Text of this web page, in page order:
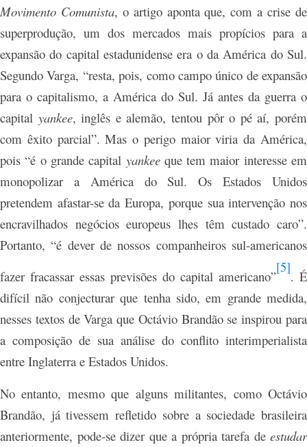
Movimento Comunista, o artigo aponta que, com a crise de
superprodução, um dos mercados mais propícios para a
expansão do capital estadunidense era o da América do Sul.
Segundo Varga, “resta, pois, como campo único de expansão
para o capitalismo, a América do Sul. Já antes da guerra o
capital yankee, inglês e alemão, tentou pôr o pé aí, porém
com êxito parcial”. Mas o perigo maior viria da América,
pois “é o grande capital yankeeque tem maior interesse em
monopolizar a América do Sul. Os Estados Unidos
pretendem afastar-se da Europa, porque sua intervenção nos
encravilhados negócios europeus lhes têm custado caro”.
Portanto, “é dever de nossos companheiros sul-americanos
fazer fracassar essas previsões do capital americano”
[5]
. É
difícil não conjecturar que tenha sido, em grande medida,
nesses textos de Varga que Octávio Brandão se inspirou para
a composição de sua análise do conflito interimperialista
entre Inglaterra e Estados Unidos.
No entanto, mesmo que alguns militantes, como Octávio
Brandão, já tivessem refletido sobre a sociedade brasileira
anteriormente, pode-se dizer que a própria tarefa de estudar